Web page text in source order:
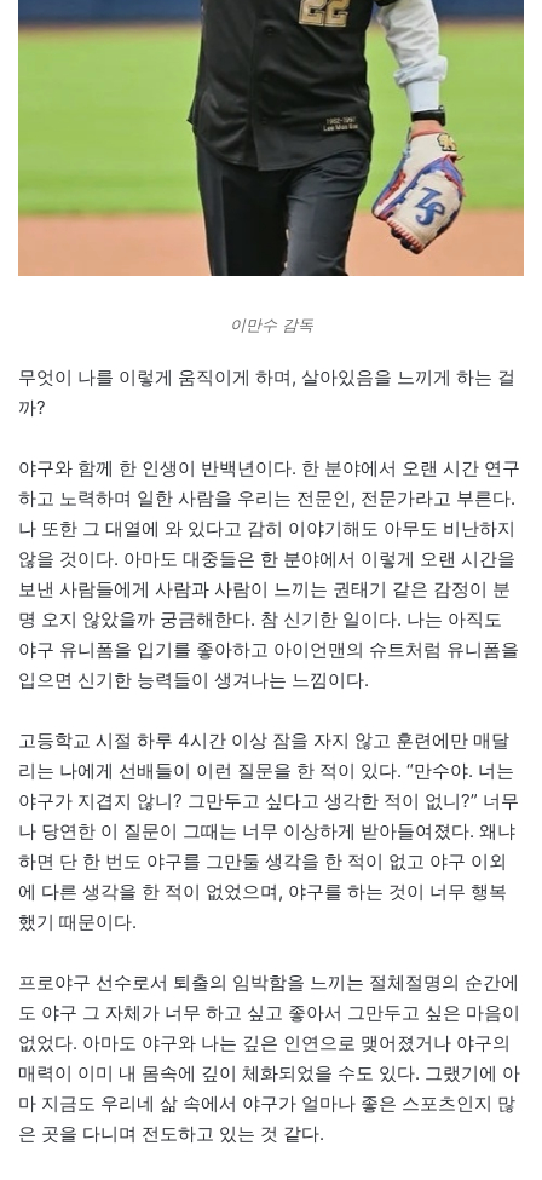
이만수 감독
무엇이 나를 이렇게 움직이게 하며, 살아있음을 느끼게 하는 걸
까?
야구와 함께 한 인생이 반백년이다. 한 분야에서 오랜 시간 연구
하고 노력하며 일한 사람을 우리는 전문인, 전문가라고 부른다.
나 또한 그 대열에 와 있다고 감히 이야기해도 아무도 비난하지
않을 것이다. 아마도 대중들은 한 분야에서 이렇게 오랜 시간을
보낸 사람들에게 사람과 사람이 느끼는 권태기 같은 감정이 분
명 오지 않았을까 궁금해한다. 참 신기한 일이다. 나는 아직도
야구 유니폼을 입기를 좋아하고 아이언맨의 슈트처럼 유니폼을
입으면 신기한 능력들이 생겨나는 느낌이다.
고등학교 시절 하루 4시간 이상 잠을 자지 않고 훈련에만 매달
리는 나에게 선배들이 이런 질문을 한 적이 있다. “만수야. 너는
야구가 지겹지 않니? 그만두고 싶다고 생각한 적이 없니?” 너무
나 당연한 이 질문이 그때는 너무 이상하게 받아들여졌다. 왜냐
하면 단 한 번도 야구를 그만둘 생각을 한 적이 없고 야구 이외
에 다른 생각을 한 적이 없었으며, 야구를 하는 것이 너무 행복
했기 때문이다.
프로야구 선수로서 퇴출의 임박함을 느끼는 절체절명의 순간에
도 야구 그 자체가 너무 하고 싶고 좋아서 그만두고 싶은 마음이
없었다. 아마도 야구와 나는 깊은 인연으로 맺어졌거나 야구의
매력이 이미 내 몸속에 깊이 체화되었을 수도 있다. 그랬기에 아
마 지금도 우리네 삶 속에서 야구가 얼마나 좋은 스포츠인지 많
은 곳을 다니며 전도하고 있는 것 같다.